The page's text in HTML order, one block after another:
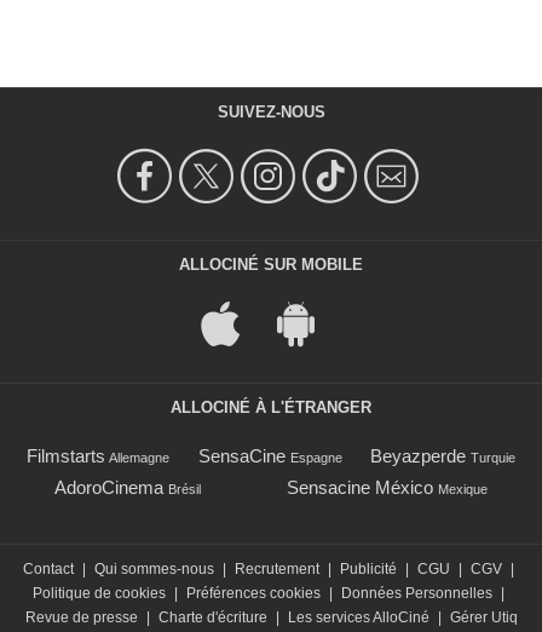
SUIVEZ-NOUS
ALLOCINÉ SUR MOBILE
ALLOCINÉ À L'ÉTRANGER
Filmstarts Allemagne SensaCine Espagne Beyazperde Turquie
AdoroCinema Brésil Sensacine México Mexique
Contact | Qui sommes-nous | Recrutement | Publicité | CGU | CGV |
Politique de cookies | Préférences cookies | Données Personnelles |
Revue de presse
| Charte d'écriture | Les services AlloCiné | Gérer Utiq